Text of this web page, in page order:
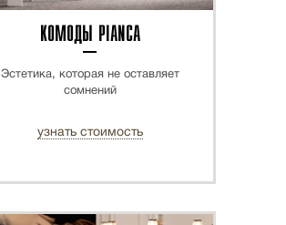
КОМОДЫ PIANCA
Эстетика, которая не оставляет
сомнений
узнать стоимость